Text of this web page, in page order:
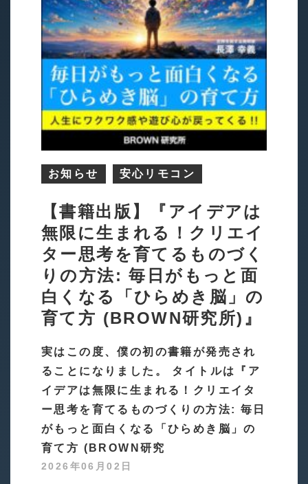
お知らせ 安心リモコン
【書籍出版】『アイデアは
無限に生まれる！クリエイ
ター思考を育てるものづく
りの方法: 毎日がもっと面
白くなる「ひらめき脳」の
育て方 (BROWN研究所)』
実はこの度、僕の初の書籍が発売され
ることになりました。 タイトルは『ア
イデアは無限に生まれる！クリエイタ
ー思考を育てるものづくりの方法: 毎日
がもっと面白くなる「ひらめき脳」の
育て方 (BROWN研究
2026年06月02日